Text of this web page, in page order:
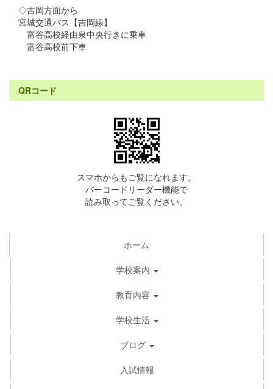
◇吉岡方面から
宮城交通バス【吉岡線】
富谷高校経由泉中央行きに乗車
富谷高校前下車
QRコード
スマホからもご覧になれます。
バーコードリーダー機能で
読み取ってご覧ください。
ホーム
学校案内
教育内容
学校生活
ブログ
入試情報